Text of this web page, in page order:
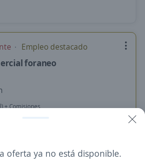
Empleo destacado
foraneo
+ Comisiones
oferta ya no está disponible.